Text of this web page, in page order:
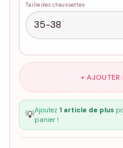
Taille des chaussettes
+ AJOUTER
💡Ajoutez 1 article de plus
panier !